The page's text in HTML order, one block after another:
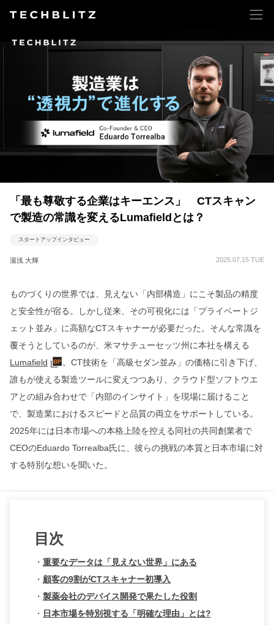
「最も尊敬する企業はキーエンス」 CTスキャン
で製造の常識を変えるLumafieldとは？
スタートアップインタビュー
湯浅 大輝 2025.07.15 TUE
ものづくりの世界では、見えない「内部構造」にこそ製品の精度
と安全性が宿る。しかし従来、その可視化には「プライベートジ
ェット並み」に高額なCTスキャナーが必要だった。そんな常識を
覆そうとしているのが、米マサチューセッツ州に本社を構える
Lumafield
。CT技術を「高級セダン並み」の価格に引き下げ、
誰もが使える製造ツールに変えつつあり、クラウド型ソフトウエ
アとの組み合わせで「内部のインサイト」を現場に届けること
で、製造業におけるスピードと品質の両立をサポートしている。
2025年には日本市場への本格上陸を控える同社の共同創業者で
CEOのEduardo Torrealba氏に、彼らの挑戦の本質と日本市場に対
する特別な想いを聞いた。
目次
・ 重要なデータは「見えない世界」にある
・ 顧客の9割がCTスキャナー初導入
・ 製薬会社のデバイス開発で果たした役割
・ 日本市場を特別視する「明確な理由」とは?